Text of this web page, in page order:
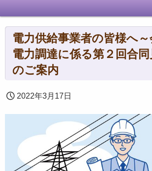
電力供給事業者の皆様へ
電力調達に係る第２回合
のご案内
2022年3月17日